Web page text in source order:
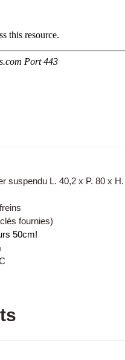
suspendu L. 40,2 x P. 80 x
fournies)
50cm!